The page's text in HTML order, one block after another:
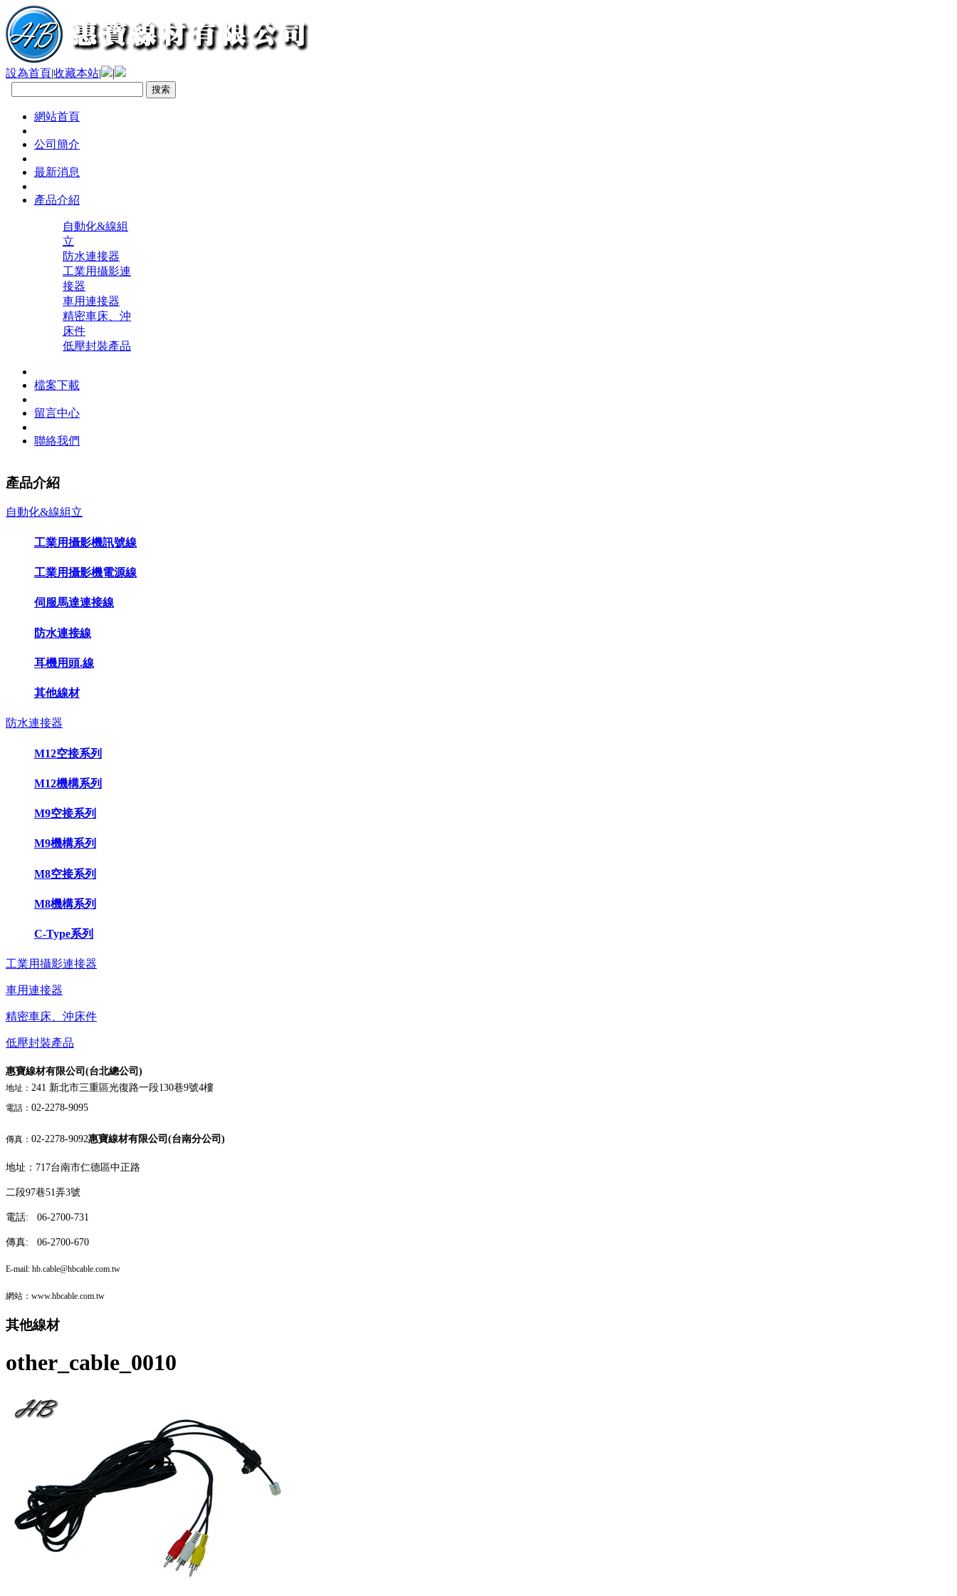
設為首頁|收藏本站| |
網站首頁
公司簡介
最新消息
產品介紹
自動化&線組
立
防水連接器
工業用攝影連
接器
車用連接器
精密車床、沖
床件
低壓封裝產品
檔案下載
留言中心
聯絡我們
產品介紹
自動化&線組立
工業用攝影機訊號線
工業用攝影機電源線
伺服馬達連接線
防水連接線
耳機用頭.線
其他線材
防水連接器
M12空接系列
M12機構系列
M9空接系列
M9機構系列
M8空接系列
M8機構系列
C-Type系列
工業用攝影連接器
車用連接器
精密車床、沖床件
低壓封裝產品
惠寶線材有限公司(台北總公司)
地址： 241 新北市三重區光復路一段130巷9號4樓
電話： 02-2278-9095
傳真： 02-2278-9092惠寶線材有限公司(台南分公司)
地址：717台南市仁德區中正路
二段97巷51弄3號
電話: 06-2700-731
傳真: 06-2700-670
E-mail: hb.cable@hbcable.com.tw
網站：www.hbcable.com.tw
其他線材
other_cable_0010